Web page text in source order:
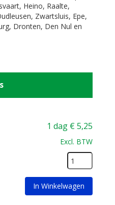
Heino, Raalte,
Zwartsluis, Epe,
Dronten, Den Nul en
1 dag €5,25
Excl. BTW
In Winkelwagen